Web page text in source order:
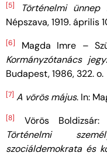
[5] Történelmi
Népszava, 1919. április
[6] Magda Imre –
Kormányzótanács
Budapest, 1986, 322. o.
[7] A vörös május. In:
[8] Vörös Boldizsár:
Történelmi
szociáldemokrata és